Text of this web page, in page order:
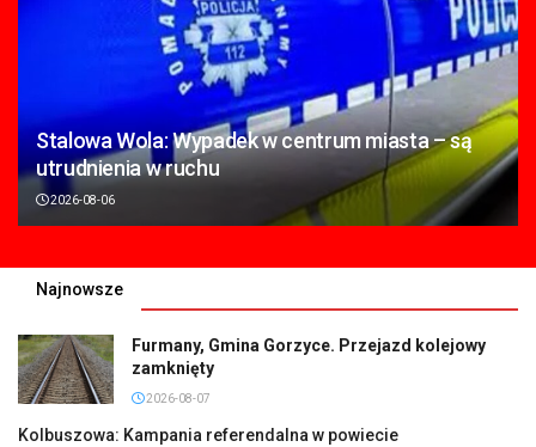
Stalowa Wola: Wypadek w centrum miasta – są
utrudnienia w ruchu
2026-08-06
Najnowsze
Furmany, Gmina Gorzyce. Przejazd kolejowy
zamknięty
2026-08-07
Kolbuszowa: Kampania referendalna w powiecie